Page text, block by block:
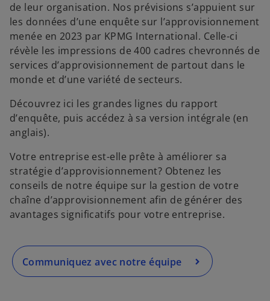
de leur organisation. Nos prévisions s’appuient sur
les données d’une enquête sur l’approvisionnement
menée en 2023 par KPMG International. Celle-ci
révèle les impressions de 400 cadres chevronnés de
services d’approvisionnement de partout dans le
monde et d’une variété de secteurs.
Découvrez ici les grandes lignes du rapport
d’enquête, puis accédez à sa version intégrale (en
anglais).
Votre entreprise est-elle prête à améliorer sa
stratégie d’approvisionnement? Obtenez les
conseils de notre équipe sur la gestion de votre
chaîne d’approvisionnement afin de générer des
avantages significatifs pour votre entreprise.
Communiquez avec notre équipe
o
u
r
e
d
a
n
n
n